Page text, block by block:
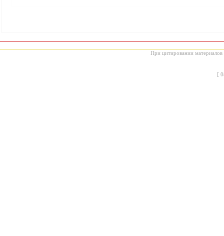
При цитировании материалов
[